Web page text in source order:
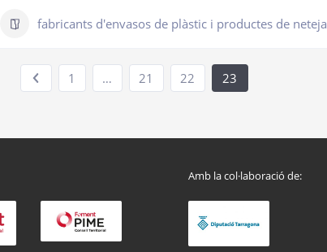
fabricants d'envasos de plàstic i productes de neteja
1 … 21 22 23
Amb la col·laboració de: